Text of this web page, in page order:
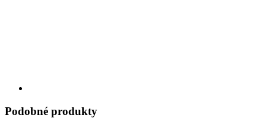
Podobné produkty